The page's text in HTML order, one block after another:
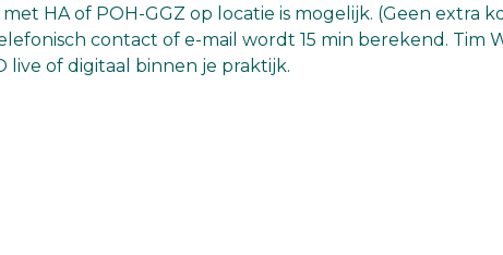
HA of POH-GGZ op locatie is mogelijk. (Geen extra
contact of e-mail wordt 15 min berekend. Tim
live of digitaal binnen je praktijk.